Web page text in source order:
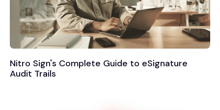
Nitro Sign's Complete Guide to eSignature
Audit Trails